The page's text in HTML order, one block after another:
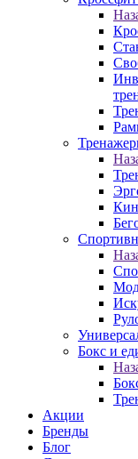
Бокс и
Акции
Бренды
Блог